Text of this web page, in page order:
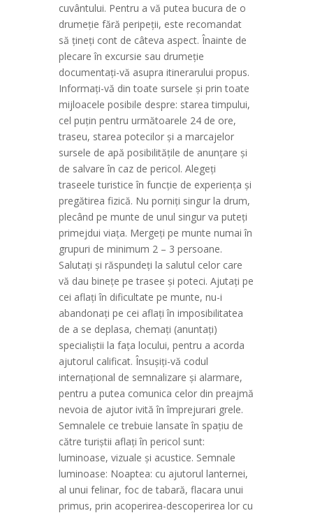
cuvântului. Pentru a vă putea bucura de o
drumeție fără peripeții, este recomandat
să țineți cont de câteva aspect. Înainte de
plecare în excursie sau drumeţie
documentaţi-vă asupra itinerarului propus.
Informaţi-vă din toate sursele şi prin toate
mijloacele posibile despre: starea timpului,
cel puţin pentru următoarele 24 de ore,
traseu, starea potecilor şi a marcajelor
sursele de apă posibilităţile de anunţare şi
de salvare în caz de pericol. Alegeţi
traseele turistice în funcţie de experienţa şi
pregătirea fizică. Nu porniţi singur la drum,
plecând pe munte de unul singur va puteţi
primejdui viaţa. Mergeţi pe munte numai în
grupuri de minimum 2 – 3 persoane.
Salutaţi şi răspundeţi la salutul celor care
vă dau bineţe pe trasee şi poteci. Ajutaţi pe
cei aflaţi în dificultate pe munte, nu-i
abandonaţi pe cei aflaţi în imposibilitatea
de a se deplasa, chemaţi (anuntaţi)
specialiştii la faţa locului, pentru a acorda
ajutorul calificat. Însuşiţi-vă codul
internaţional de semnalizare şi alarmare,
pentru a putea comunica celor din preajmă
nevoia de ajutor ivită în împrejurari grele.
Semnalele ce trebuie lansate în spaţiu de
către turiştii aflaţi în pericol sunt:
luminoase, vizuale şi acustice. Semnale
luminoase: Noaptea: cu ajutorul lanternei,
al unui felinar, foc de tabară, flacara unui
primus, prin acoperirea-descoperirea lor cu